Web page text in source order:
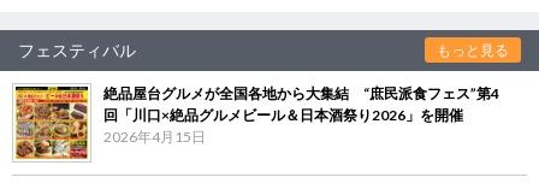
フェスティバル もっと見る
絶品屋台グルメが全国各地から大集結 “庶民派食フェス”第4
回「川口×絶品グルメビール＆日本酒祭り2026」を開催
2026年4月15日